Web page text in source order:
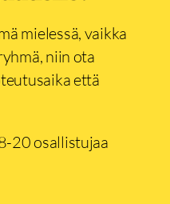
mielessä, vaikka
niin ota
että
20 osallistujaa